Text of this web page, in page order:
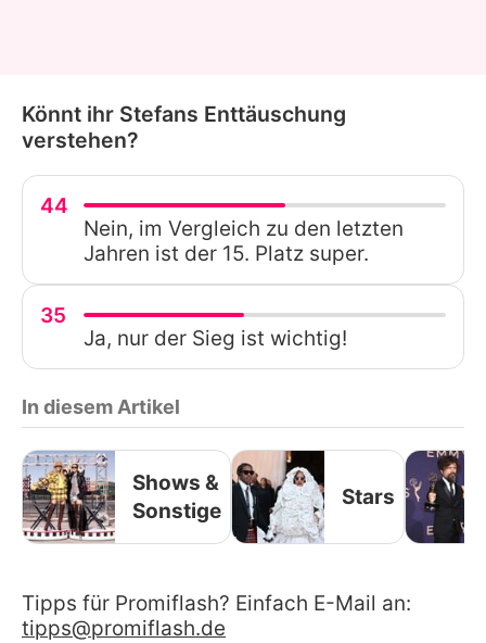
Könnt ihr Stefans Enttäuschung
verstehen?
44
Nein, im Vergleich zu den letzten
Jahren ist der 15. Platz super.
35
Ja, nur der Sieg ist wichtig!
In diesem Artikel
Shows &
Sonstige
Stars
Tipps für Promiflash? Einfach E-Mail an:
tipps@promiflash.de